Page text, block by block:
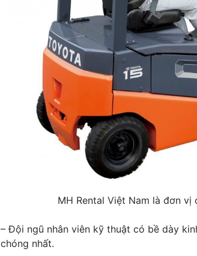
MH Rental Việt Nam là đơn
– Đội ngũ nhân viên kỹ thuật có bề dày
chóng nhất.